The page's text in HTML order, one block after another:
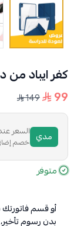
كفر ايباد من
99
149
مدي السعر
خصم إضافي 10% على سعر
متوفر
أو قسم فاتورتك
بدون رسوم